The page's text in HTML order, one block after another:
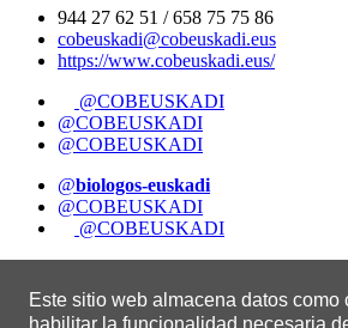
Este sitio web almacena datos como
habilitar la funcionalidad necesaria
944 27 62 51 / 658 75 75 86
cobeuskadi@cobeuskadi.eus
https://www.cobeuskadi.eus/
@COBEUSKADI
@COBEUSKADI
@COBEUSKADI
@biologos-euskadi
@COBEUSKADI
@COBEUSKADI
Aviso legal